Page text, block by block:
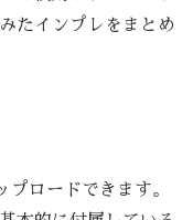
たインプレをまとめ
ロードできます。